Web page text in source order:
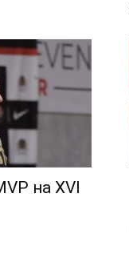
на XVI